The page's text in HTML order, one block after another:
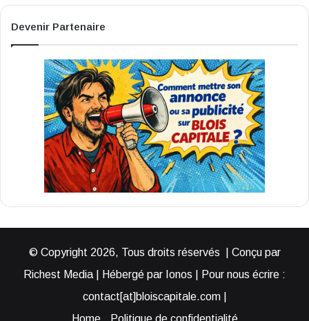
Devenir Partenaire
© Copyright 2026, Tous droits réservés | Conçu par
Richest Media | Hébergé par Ionos | Pour nous écrire :
contact[at]bloiscapitale.com |